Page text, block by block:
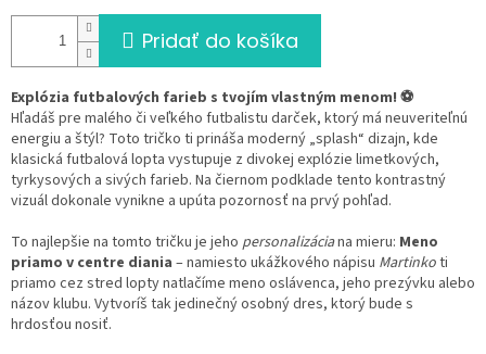
Pridať do košíka
Explózia futbalových farieb s tvojím vlastným menom! ⚽
Hľadáš pre malého či veľkého futbalistu darček, ktorý má neuveriteľnú
energiu a štýl? Toto tričko ti prináša moderný „splash“ dizajn, kde
klasická futbalová lopta vystupuje z divokej explózie limetkových,
tyrkysových a sivých farieb. Na čiernom podklade tento kontrastný
vizuál dokonale vynikne a upúta pozornosť na prvý pohľad.
To najlepšie na tomto tričku je jeho personalizáciana mieru: Meno
priamo v centre diania – namiesto ukážkového nápisu Martinkoti
priamo cez stred lopty natlačíme meno oslávenca, jeho prezývku alebo
názov klubu. Vytvoríš tak jedinečný osobný dres, ktorý bude s
hrdosťou nosiť.